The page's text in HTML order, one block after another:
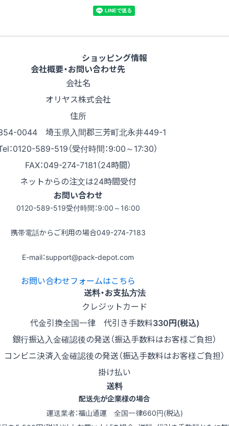
ショッピング情報
会社概要・お問い合わせ先
会社名
オリヤス株式会社
住所
0044 埼玉県入間郡三芳町北永井449-1
：0120-589-519（受付時間：9:00～17:30）
FAX：049-274-7181（24時間）
ネットからの注文は24時間受付
お問い合わせ
0120-589-519受付時間：9:00～16:00
携帯電話からご利用の場合049-274-7183
E-mail：support@pack-depot.com
お問い合わせフォームはこちら
送料・お支払方法
クレジットカード
代金引換全国一律 代引き手数料330円(税込)
銀行振込入金確認後の発送（振込手数料はお客様ご負担）
コンビニ決済入金確認後の発送（振込手数料はお客様ご負担）
掛け払い
送料
配送先が企業様の場合
運送業者：福山通運 全国一律660円(税込)